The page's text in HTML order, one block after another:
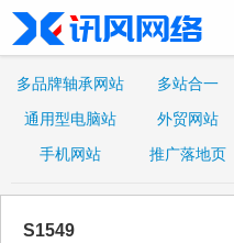
多品牌轴承网站 多站合一
通用型电脑站 外贸网站
手机网站
推广落地页
S1549